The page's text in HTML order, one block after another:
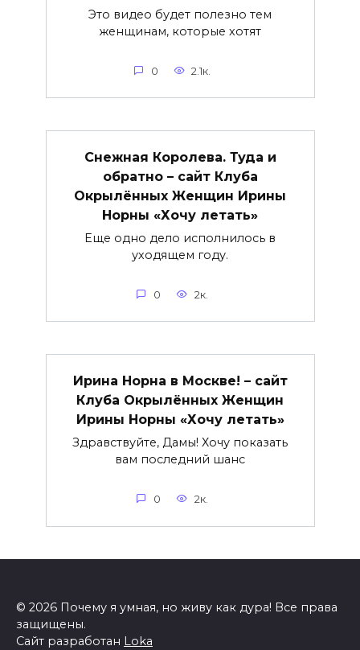
Это видео будет полезно тем
женщинам, которые хотят
0 2.1к.
Снежная Королева. Туда и
обратно – сайт Клуба
Окрылённых Женщин Ирины
Норны «Хочу летать»
Еще одно дело исполнилось в
уходящем году.
0 2к.
Ирина Норна в Москве! – сайт
Клуба Окрылённых Женщин
Ирины Норны «Хочу летать»
Здравствуйте, Дамы! Хочу показать
вам последний шанс
0 2к.
© 2026 Почему я умная, но живу как дура! Все права
защищены.
Сайт разработан Loka